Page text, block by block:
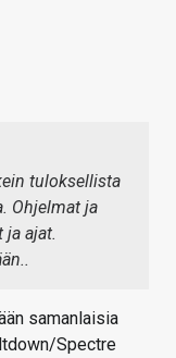
tuloksellista
Ohjelmat ja
ja ajat.
samanlaisia
Spectre